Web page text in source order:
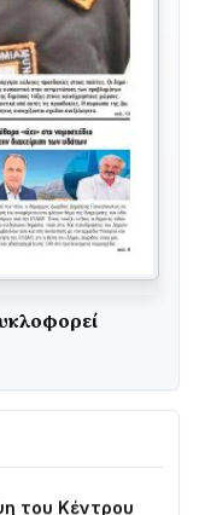
Ναυπάκτου